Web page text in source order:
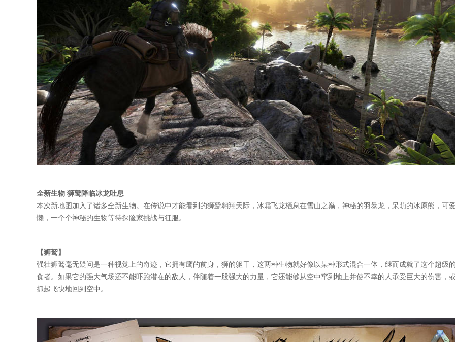
全新生物 狮鹫降临冰龙吐息
本次新地图加入了诸多全新生物。在传说中才能看到的狮鹫翱翔天际，冰霜飞龙栖息在雪山之巅，神秘的羽暴龙，呆萌的冰原熊，可
懒，一个个神秘的生物等待探险家挑战与征服。
【狮鹫】
强壮狮鹫毫无疑问是一种视觉上的奇迹，它拥有鹰的前身，狮的躯干，这两种生物就好像以某种形式混合一体，继而成就了这个超级
食者。如果它的强大气场还不能吓跑潜在的敌人，伴随着一股强大的力量，它还能够从空中窜到地上并使不幸的人承受巨大的伤害，
抓起飞快地回到空中。